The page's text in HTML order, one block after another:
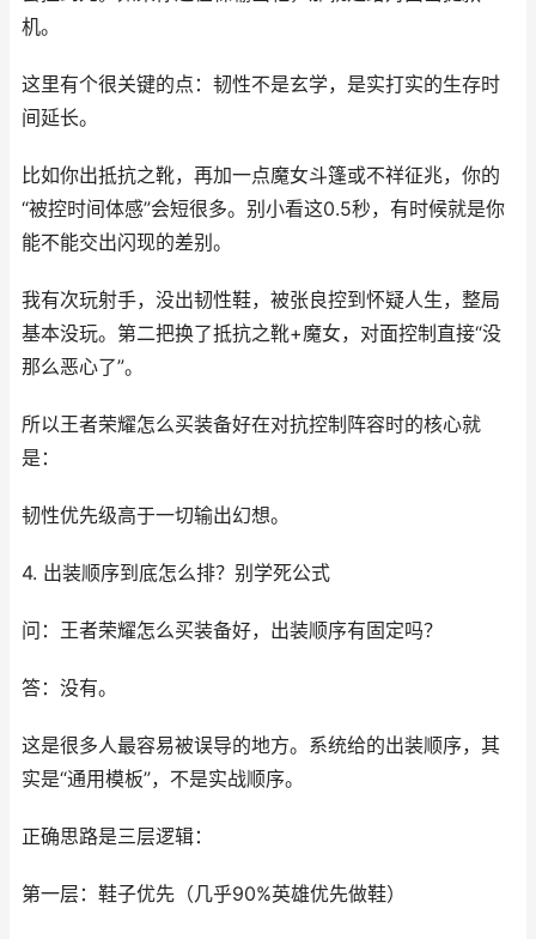
机。
这里有个很关键的点：韧性不是玄学，是实打实的生存时
间延长。
比如你出抵抗之靴，再加一点魔女斗篷或不祥征兆，你的
“被控时间体感”会短很多。别小看这0.5秒，有时候就是你
能不能交出闪现的差别。
我有次玩射手，没出韧性鞋，被张良控到怀疑人生，整局
基本没玩。第二把换了抵抗之靴+魔女，对面控制直接“没
那么恶心了”。
所以王者荣耀怎么买装备好在对抗控制阵容时的核心就
是：
韧性优先级高于一切输出幻想。
4. 出装顺序到底怎么排？别学死公式
问：王者荣耀怎么买装备好，出装顺序有固定吗？
答：没有。
这是很多人最容易被误导的地方。系统给的出装顺序，其
实是“通用模板”，不是实战顺序。
正确思路是三层逻辑：
第一层：鞋子优先（几乎90%英雄优先做鞋）